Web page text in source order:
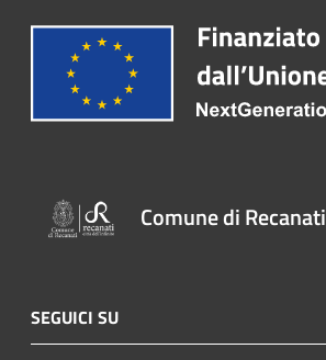
Comune di Recanati
SEGUICI SU